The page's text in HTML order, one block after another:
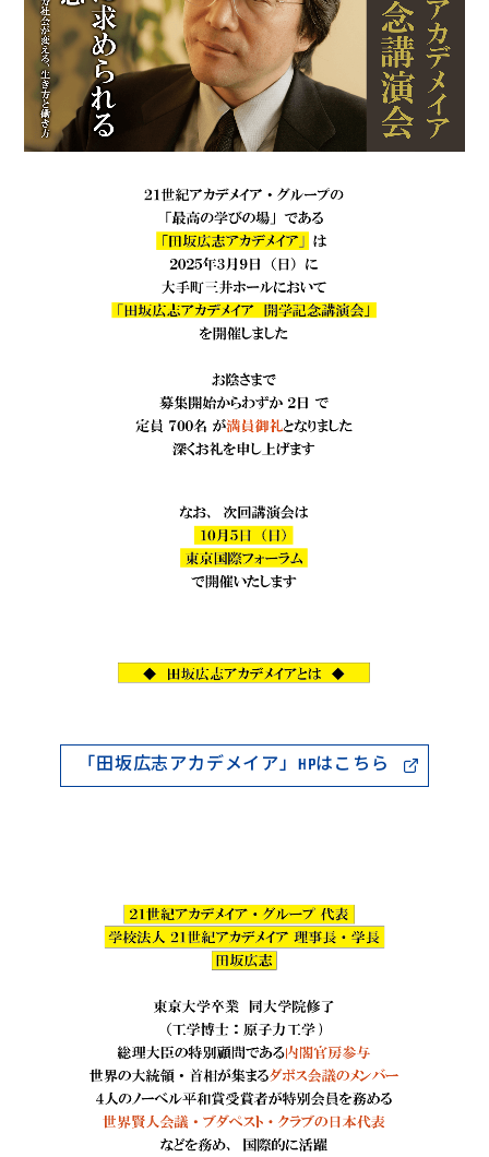
「田坂広志アカデメイア」HPはこちら